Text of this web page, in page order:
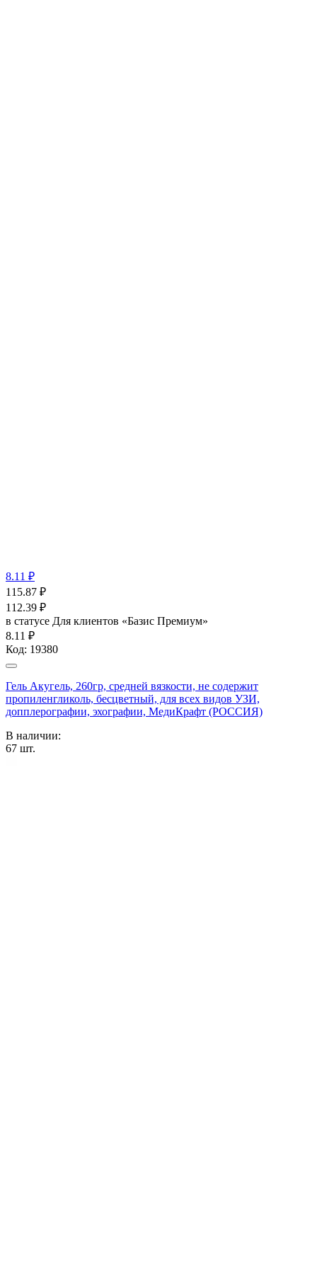
8.11 ₽
115.87 ₽
112.39 ₽
в статусе Для клиентов «Базис Премиум»
8.11 ₽
Код: 19380
Гель Акугель, 260гр, средней вязкости, не содержит
пропиленгликоль, бесцветный, для всех видов УЗИ,
допплерографии, эхографии, МедиКрафт (РОССИЯ)
В наличии:
67 шт.